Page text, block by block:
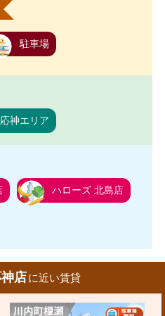
駐車場
応神エリア
ハローズ 北島店
店に近い賃貸